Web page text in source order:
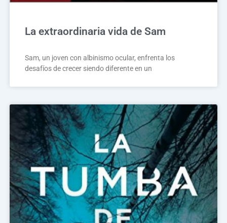
La extraordinaria vida de Sam
Sam, un joven con albinismo ocular, enfrenta los
desafíos de crecer siendo diferente en un